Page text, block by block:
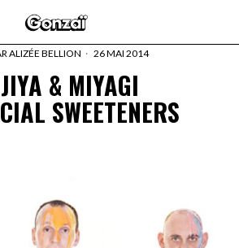
ALIZÉE BELLION 26 MAI 2014
& MIYAGI
SWEETENERS